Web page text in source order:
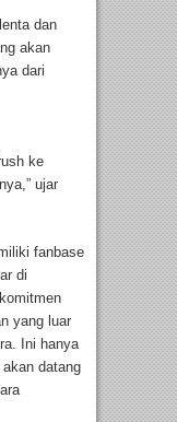
dan
akan
dari
ke
ujar
fanbase
di
yang luar
Ini hanya
datang